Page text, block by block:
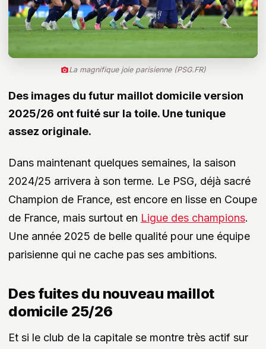
La magnifique joie parisienne (PSG.FR)
Des images du futur maillot domicile version
2025/26 ont fuité sur la toile. Une tunique
assez originale.
Dans maintenant quelques semaines, la saison
2024/25 arrivera à son terme. Le PSG, déjà sacré
Champion de France, est encore en lisse en Coupe
de France, mais surtout en Ligue des champions.
Une année 2025 de belle qualité pour une équipe
parisienne qui ne cache pas ses ambitions.
Des fuites du nouveau maillot
domicile 25/26
Et si le club de la capitale se montre très actif sur